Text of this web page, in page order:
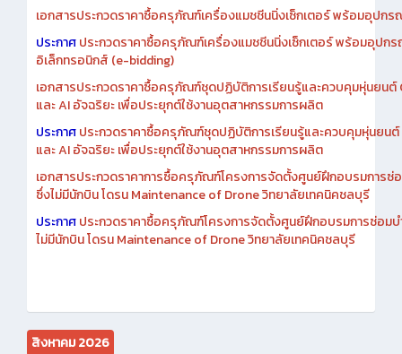
เอกสารประกวดราคาซื้อครุภัณฑ์เครื่องแมชชีนนิ่งเซ็กเตอร์ พร้อมอุปก
ประกาศประกวดราคาซื้อครุภัณฑ์เครื่องแมชชีนนิ่งเซ็กเตอร์ พร้อมอุปก
อิเล็กทรอนิกส์ (e-bidding)
เอกสารประกวดราคาซื้อครุภัณฑ์ชุดปฏิบัติการเรียนรู้และควบคุมหุ่นยน
และ AI อัจฉริยะ เพื่อประยุกต์ใช้งานอุตสาหกรรมการผลิต
ประกาศประกวดราคาซื้อครุภัณฑ์ชุดปฏิบัติการเรียนรู้และควบคุมหุ่นยน
และ AI อัจฉริยะ เพื่อประยุกต์ใช้งานอุตสาหกรรมการผลิต
เอกสารประกวดราคาการซื้อครุภัณฑ์โครงการจัดตั้งศูนย์ฝึกอบรมการซ่
ซึ่งไม่มีนักบิน โดรน Maintenance of Drone วิทยาลัยเทคนิคชลบุรี
ประกาศประกวดราคาซื้อครุภัณฑ์โครงการจัดตั้งศูนย์ฝึกอบรมการซ่อมบ
ไม่มีนักบิน โดรน Maintenance of Drone วิทยาลัยเทคนิคชลบุรี
สิงหาคม 2026